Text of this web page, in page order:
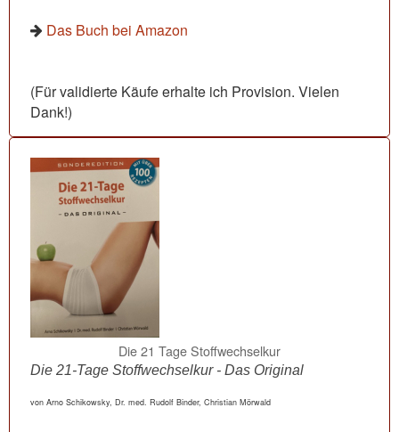
Das Buch bei Amazon
(Für validierte Käufe erhalte ich Provision. Vielen
Dank!)
Die 21 Tage Stoffwechselkur
Die 21-Tage Stoffwechselkur - Das Original
von Arno Schikowsky, Dr. med. Rudolf Binder, Christian Mörwald